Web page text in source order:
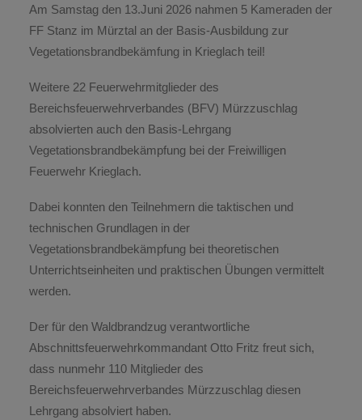
Am Samstag den 13.Juni 2026 nahmen 5 Kameraden der
FF Stanz im Mürztal an der Basis-Ausbildung zur
Vegetationsbrandbekämfung in Krieglach teil!
Weitere 22 Feuerwehrmitglieder des
Bereichsfeuerwehrverbandes (BFV) Mürzzuschlag
absolvierten auch den Basis-Lehrgang
Vegetationsbrandbekämpfung bei der Freiwilligen
Feuerwehr Krieglach.
Dabei konnten den Teilnehmern die taktischen und
technischen Grundlagen in der
Vegetationsbrandbekämpfung bei theoretischen
Unterrichtseinheiten und praktischen Übungen vermittelt
werden.
Der für den Waldbrandzug verantwortliche
Abschnittsfeuerwehrkommandant Otto Fritz freut sich,
dass nunmehr 110 Mitglieder des
Bereichsfeuerwehrverbandes Mürzzuschlag diesen
Lehrgang absolviert haben.